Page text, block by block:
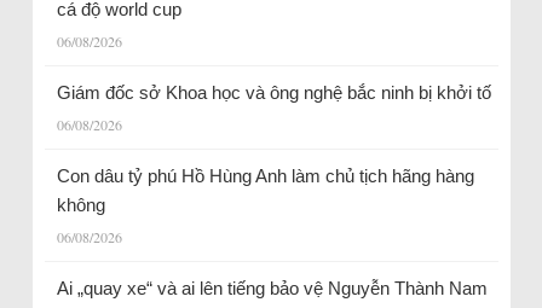
cá độ world cup
06/08/2026
Giám đốc sở Khoa học và ông nghệ bắc ninh bị khởi tố
06/08/2026
Con dâu tỷ phú Hồ Hùng Anh làm chủ tịch hãng hàng
không
06/08/2026
Ai „quay xe“ và ai lên tiếng bảo vệ Nguyễn Thành Nam